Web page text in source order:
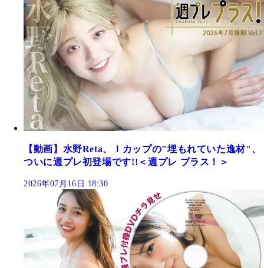
【動画】水野Reta、Ｉカップの"埋もれていた逸材"、
ついに週プレ初登場です!!＜週プレ プラス！＞
2026年07月16日 18:30